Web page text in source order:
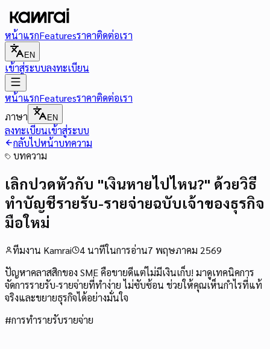
หน้าแรกFeaturesราคาติดต่อเรา
EN
เข้าสู่ระบบลงทะเบียน
หน้าแรกFeaturesราคาติดต่อเรา
ภาษา
EN
ลงทะเบียนเข้าสู่ระบบ
กลับไปหน้าบทความ
บทความ
เลิกปวดหัวกับ "เงินหายไปไหน?" ด้วยวิธี
ทำบัญชีรายรับ-รายจ่ายฉบับเจ้าของธุรกิจ
มือใหม่
ทีมงาน Kamrai 4นาทีในการอ่าน7 พฤษภาคม 2569
ปัญหาคลาสสิกของ SME คือขายดีแต่ไม่มีเงินเก็บ! มาดูเทคนิคการ
จัดการรายรับ-รายจ่ายที่ทำง่าย ไม่ซับซ้อน ช่วยให้คุณเห็นกำไรที่แท้
จริงและขยายธุรกิจได้อย่างมั่นใจ
#การทำรายรับรายจ่าย